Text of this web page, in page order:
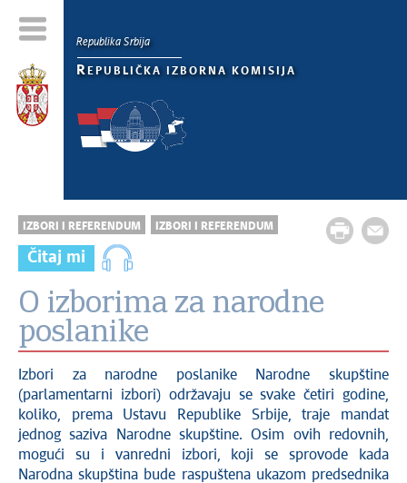
Republika Srbija
R EPUBLIČKA IZBORNA KOMISIJA
IZBORI I REFERENDUM IZBORI I REFERENDUM
Čitaj mi
O izborima za narodne
poslanike
Izbori za narodne poslanike Narodne skupštine
(parlamentarni izbori) održavaju se svake četiri godine,
koliko, prema Ustavu Republike Srbije, traje mandat
jednog saziva Narodne skupštine. Osim ovih redovnih,
mogući su i vanredni izbori, koji se sprovode kada
Narodna skupština bude raspuštena ukazom predsednika